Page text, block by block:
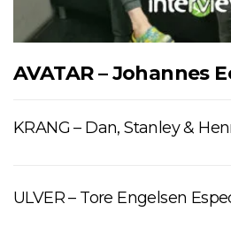
AVATAR – Johannes
KRANG – Dan, Stanley &
ULVER – Tore Engelsen